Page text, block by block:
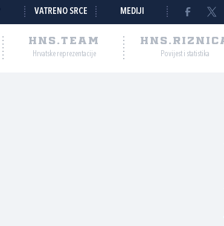
VATRENO SRCE MEDIJI
HNS.TEAM
Hrvatske reprezentacije Povijest i statistika